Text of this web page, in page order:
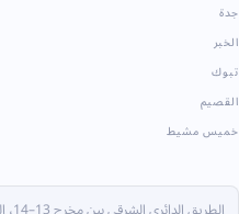
جدة
الخبر
تبوك
القصيم
خميس مشيط